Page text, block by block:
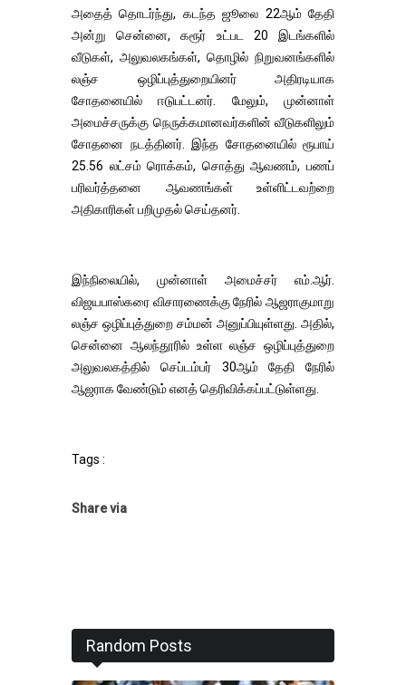
அதைத் தொடர்ந்து, கடந்த ஜூலை 22ஆம் தேதி
அன்று சென்னை, கரூர் உட்பட 20 இடங்களில்
வீடுகள், அலுவலகங்கள், தொழில் நிறுவனங்களில்
லஞ்ச ஒழிப்புத்துறையினர் அதிரடியாக
சோதனையில் ஈடுபட்டனர். மேலும், முன்னாள்
அமைச்சருக்கு நெருக்கமானவர்களின் வீடுகளிலும்
சோதனை நடத்தினர். இந்த சோதனையில் ரூபாய்
25.56 லட்சம் ரொக்கம், சொத்து ஆவணம், பணப்
பரிவர்த்தனை ஆவணங்கள் உள்ளிட்டவற்றை
அதிகாரிகள் பறிமுதல் செய்தனர்.
இந்நிலையில், முன்னாள் அமைச்சர் எம்.ஆர்.
விஜயபாஸ்கரை விசாரணைக்கு நேரில் ஆஜராகுமாறு
லஞ்ச ஒழிப்புத்துறை சம்மன் அனுப்பியுள்ளது. அதில்,
சென்னை ஆலந்தூரில் உள்ள லஞ்ச ஒழிப்புத்துறை
அலுவலகத்தில் செப்டம்பர் 30ஆம் தேதி நேரில்
ஆஜராக வேண்டும் எனத் தெரிவிக்கப்பட்டுள்ளது.
Tags :
Share via
Random Posts